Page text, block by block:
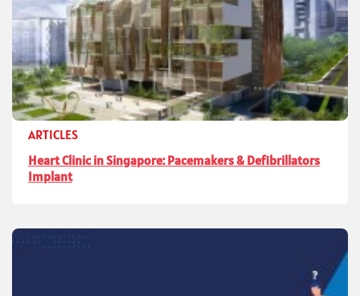
ARTICLES
Heart Clinic in Singapore: Pacemakers & Defibrillators
Implant